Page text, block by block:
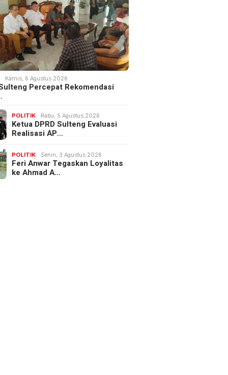
Kamis, 6 Agustus 2026
Percepat Rekomendasi
POLITIK Rabu, 5 Agustus 2026
Ketua DPRD Sulteng Evaluasi
Realisasi AP…
POLITIK Senin, 3 Agustus 2026
Feri Anwar Tegaskan Loyalitas
ke Ahmad A…